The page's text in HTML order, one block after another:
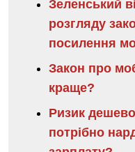
Зеленський
розгляду
посилення
Закон про
краще?
Ризик
потрібно